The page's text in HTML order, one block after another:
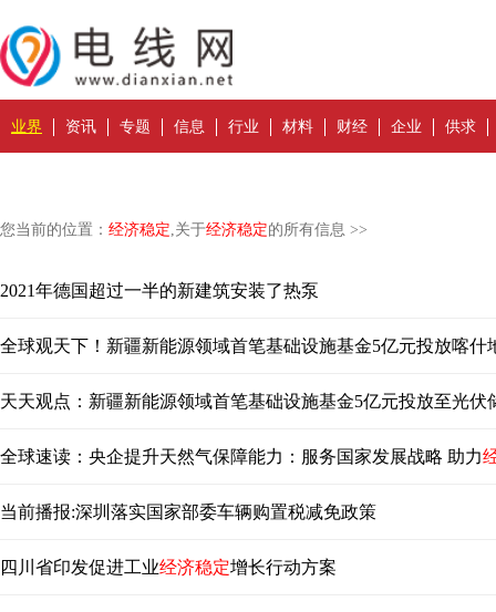
业界 资讯 专题 信息 行业 材料 财经 企业 供求
您当前的位置： 经济稳定,关于经济稳定的所有信息 >>
2021年德国超过一半的新建筑安装了热泵
全球观天下！新疆新能源领域首笔基础设施基金5亿元投放喀什
天天观点：新疆新能源领域首笔基础设施基金5亿元投放至光伏
全球速读：央企提升天然气保障能力：服务国家发展战略 助力
当前播报:深圳落实国家部委车辆购置税减免政策
四川省印发促进工业经济稳定增长行动方案